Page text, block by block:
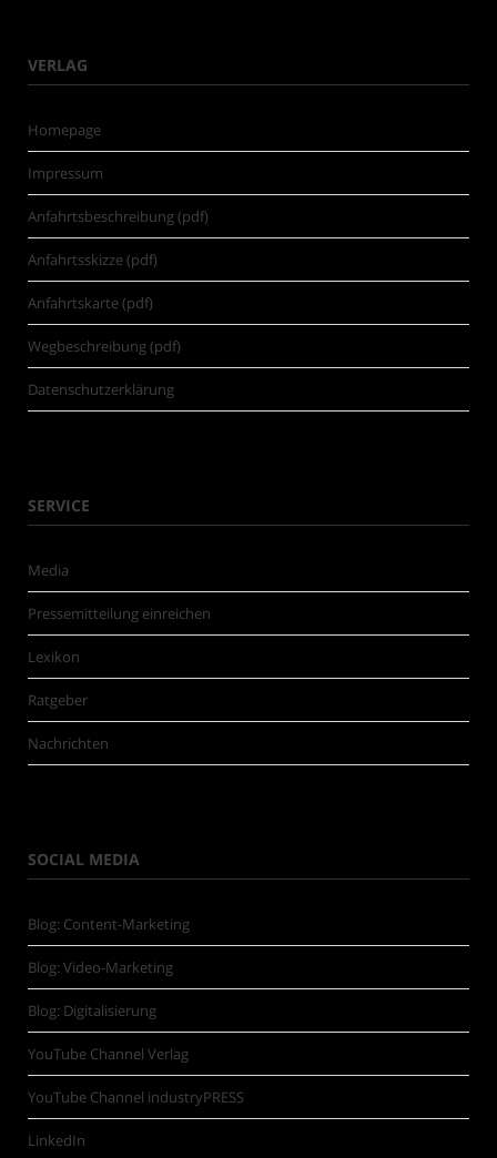
VERLAG
Homepage
Impressum
Anfahrtsbeschreibung (pdf)
Anfahrtsskizze (pdf)
Anfahrtskarte (pdf)
Wegbeschreibung (pdf)
Datenschutzerklärung
SERVICE
Media
Pressemitteilung einreichen
Lexikon
Ratgeber
Nachrichten
SOCIAL MEDIA
Blog: Content-Marketing
Blog: Video-Marketing
Blog: Digitalisierung
YouTube Channel Verlag
YouTube Channel industryPRESS
LinkedIn